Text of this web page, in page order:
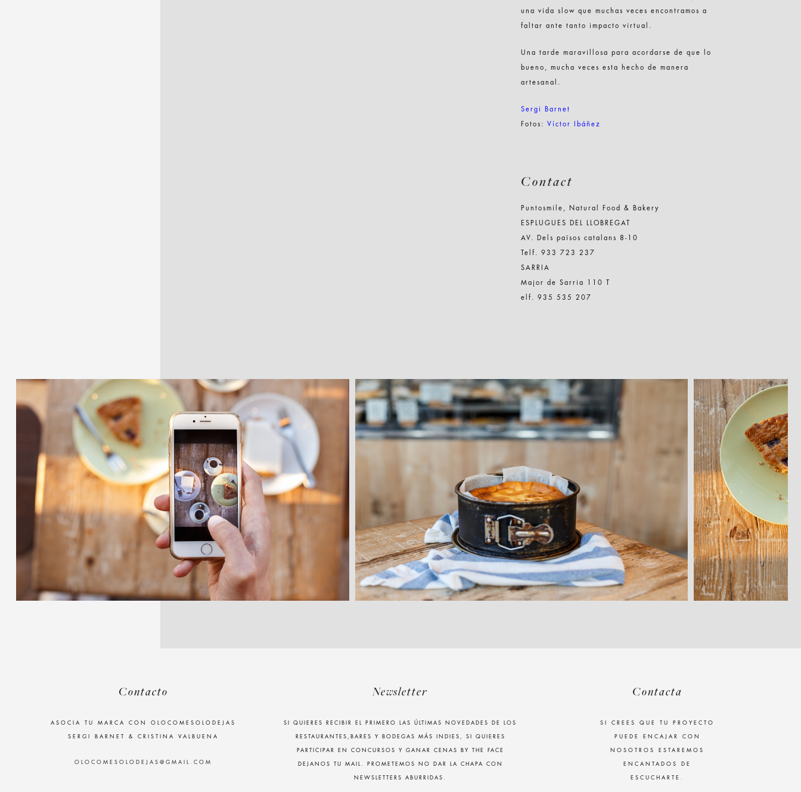
una vida slow que muchas veces encontramos a
faltar ante tanto impacto virtual.
Una tarde maravillosa para acordarse de que lo
bueno, mucha veces esta hecho de manera
artesanal.
Sergi Barnet
Fotos:Víctor Ibáñez
Contact
Puntosmile, Natural Food & Bakery
ESPLUGUES DEL LLOBREGAT
AV. Dels països catalans 8-10
Telf. 933 723 237
SARRIA
Major de Sarria 110 T
elf. 935 535 207
Contacto
ASOCIA TU MARCA CON OLOCOMESOLODEJAS
SERGI BARNET & CRISTINA VALBUENA
OLOCOMESOLODEJAS@GMAIL.COM
Newsletter
SI QUIERES RECIBIR EL PRIMERO LAS ÚLTIMAS NOVEDADES DE LOS
RESTAURANTES,BARES Y BODEGAS MÁS INDIES, SI QUIERES
PARTICIPAR EN CONCURSOS Y GANAR CENAS BY THE FACE
DEJANOS TU MAIL. PROMETEMOS NO DAR LA CHAPA CON
NEWSLETTERS ABURRIDAS.
Contacta
SI CREES QUE TU PROYECTO
PUEDE ENCAJAR CON
NOSOTROS ESTAREMOS
ENCANTADOS DE
ESCUCHARTE.